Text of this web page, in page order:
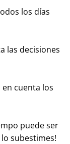
los días
las decisiones
cuenta los
puede ser
subestimes!